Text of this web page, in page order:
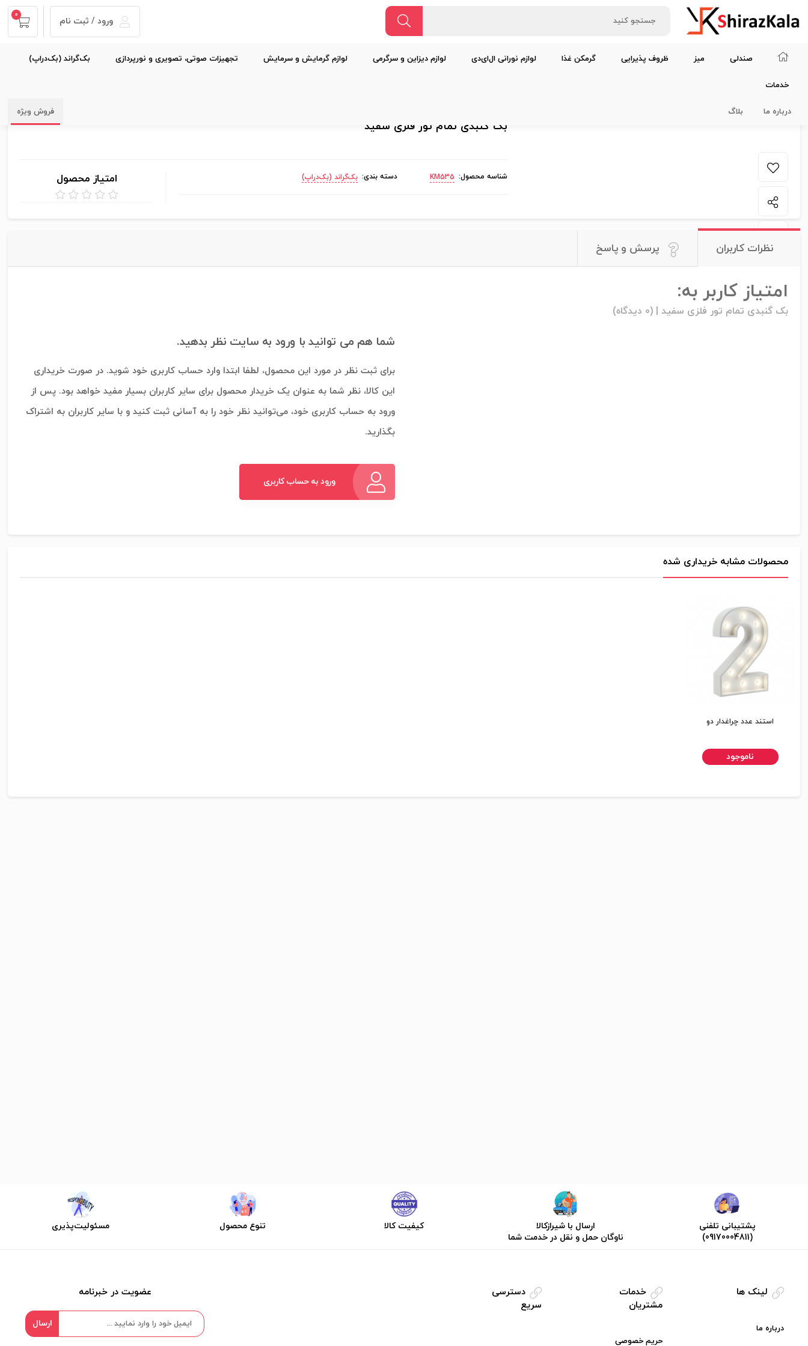
ورود / ثبت نام
0
صندلی میز ظروف پذیرایی گرمکن غذا لوازم نورانی ال‌ای‌دی لوازم دیزاین و سرگرمی لوازم گرمایش و سرمایش تجهیزات صوتی، تصویری و نورپردازی بک‌گراند (بک‌دراپ)
خدمات
درباره ما بلاگ فروش ویژه
خانه بک‌گراند (بک‌دراپ)
بک گنبدی تمام تور فلزی سفید
شناسه محصول: KM535 دسته بندی: بک‌گراند (بک‌دراپ) امتیاز محصول
نظرات کاربران پرسش و پاسخ
امتیاز کاربر به:
بک گنبدی تمام تور فلزی سفید |(0 دیدگاه)
شما هم می توانید با ورود به سایت نظر بدهید.
برای ثبت نظر در مورد این محصول، لطفا ابتدا وارد حساب کاربری خود شوید. در صورت خریداری
این کالا، نظر شما به عنوان یک خریدار محصول برای سایر کاربران بسیار مفید خواهد بود. پس از
ورود به حساب کاربری خود، می‌توانید نظر خود را به آسانی ثبت کنید و با سایر کاربران به اشتراک
بگذارید.
ورود به حساب کاربری
محصولات مشابه خریداری شده
استند عدد چراغدار دو
ناموجود
پشتیبانی تلفنی
(09170004811)
ارسال با شیرازکالا
ناوگان حمل و نقل در خدمت شما
کیفیت کالا تنوع محصول مسئولیت‌پذیری
لینک ها
درباره ما
خدمات
مشتریان
حریم خصوصی
دسترسی
سریع
عضویت در خبرنامه
ارسال